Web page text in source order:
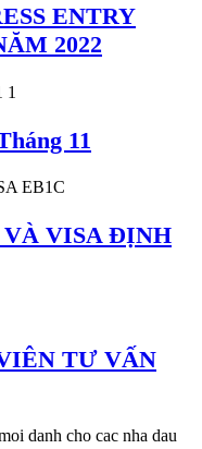
ENTRY
2022
11
VISA ĐỊNH
TƯ VẤN